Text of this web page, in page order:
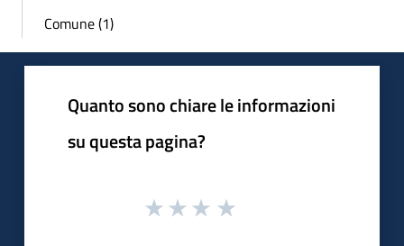
Comune (1)
Quanto sono chiare le informazioni
su questa pagina?